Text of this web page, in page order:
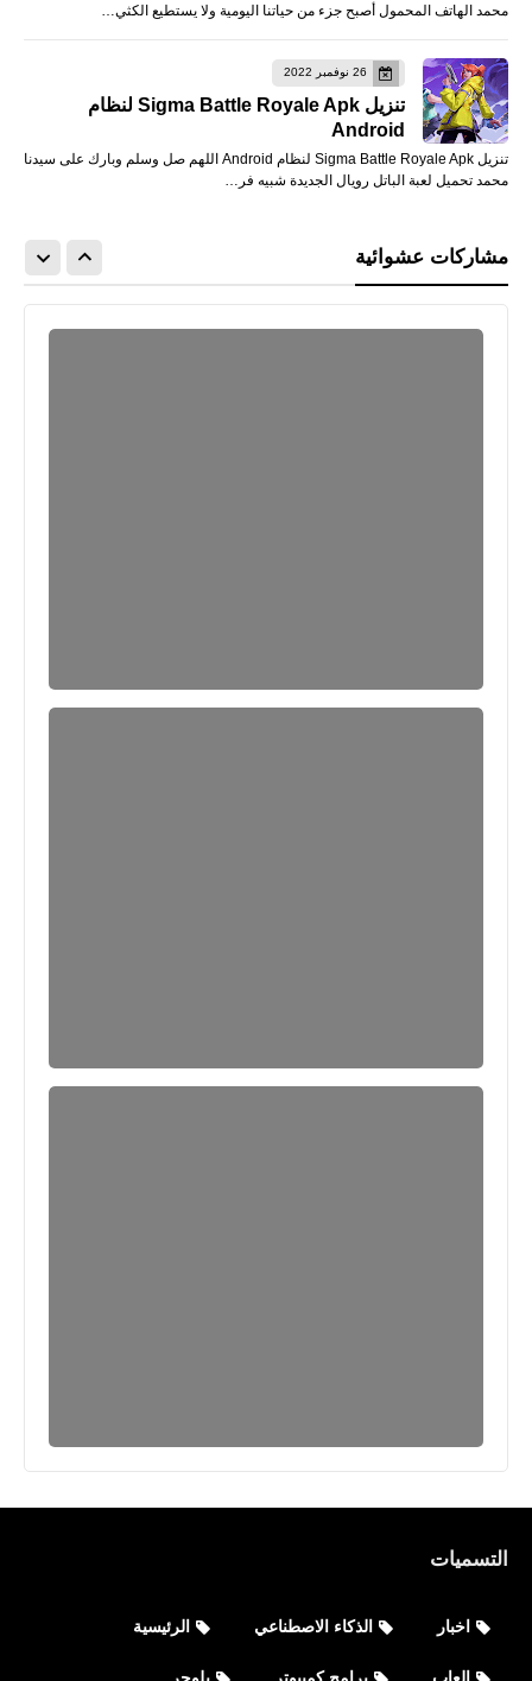
محمد الهاتف المحمول أصبح جزء من حياتنا اليومية ولا يستطيع الكثي…
26 نوفمبر 2022
تنزيل Sigma Battle Royale Apk لنظام
Android
تنزيل Sigma Battle Royale Apk لنظام Android اللهم صل وسلم وبارك على سيدنا
محمد تحميل لعبة الباتل رويال الجديدة شبيه فر…
مشاركات عشوائية
التسميات
اخبار الذكاء الاصطناعي الرئيسية
العاب برامج كمبيوتر بلوجر